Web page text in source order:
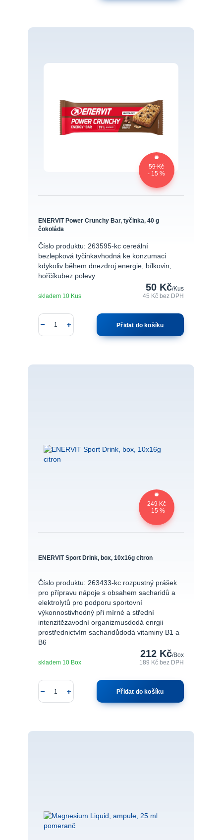
59 Kč
- 15 %
ENERVIT Power Crunchy Bar, tyčinka, 40 g
čokoláda
Číslo produktu: 263595-kc cereální
bezlepková tyčinkavhodná ke konzumaci
kdykoliv během dnezdroj energie, bílkovin,
hořčíkubez polevy
50 Kč/Kus
45 Kčbez DPH
skladem 10 Kus
Přidat do košíku
249 Kč
- 15 %
ENERVIT Sport Drink, box, 10x16g citron
Číslo produktu: 263433-kc rozpustný prášek
pro přípravu nápoje s obsahem sacharidů a
elektrolytů pro podporu sportovní
výkonnostivhodný při mírné a střední
intenzitězavodní organizmusdodá enrgii
prostřednictvím sacharidůdodá vitaminy B1 a
B6
212 Kč/Box
189 Kč bez DPH
skladem 10 Box
Přidat do košíku